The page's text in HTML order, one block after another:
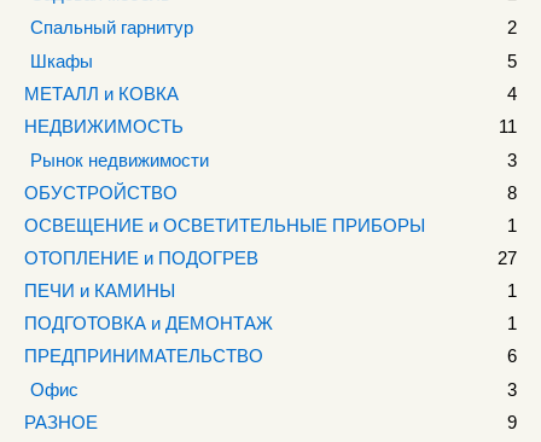
Спальный гарнитур
2
Шкафы
5
МЕТАЛЛ и КОВКА
4
НЕДВИЖИМОСТЬ
11
Рынок недвижимости
3
ОБУСТРОЙСТВО
8
ОСВЕЩЕНИЕ и ОСВЕТИТЕЛЬНЫЕ ПРИБОРЫ
1
ОТОПЛЕНИЕ и ПОДОГРЕВ
27
ПЕЧИ и КАМИНЫ
1
ПОДГОТОВКА и ДЕМОНТАЖ
1
ПРЕДПРИНИМАТЕЛЬСТВО
6
Офис
3
РАЗНОЕ
9